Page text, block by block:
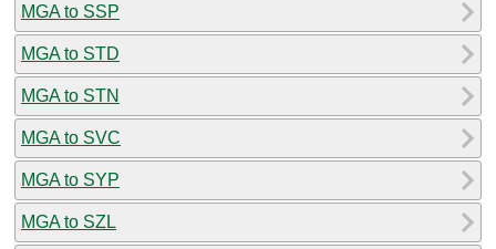
MGA to SSP
MGA to STD
MGA to STN
MGA to SVC
MGA to SYP
MGA to SZL